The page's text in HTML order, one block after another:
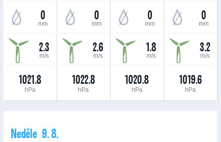
0
mm
2.3
m/s
1021.8
hPa
0
mm
2.6
m/s
1022.8
hPa
0
mm
1.8
m/s
1020.8
hPa
0
mm
3.2
m/s
1019.6
hPa
Neděle 9. 8.